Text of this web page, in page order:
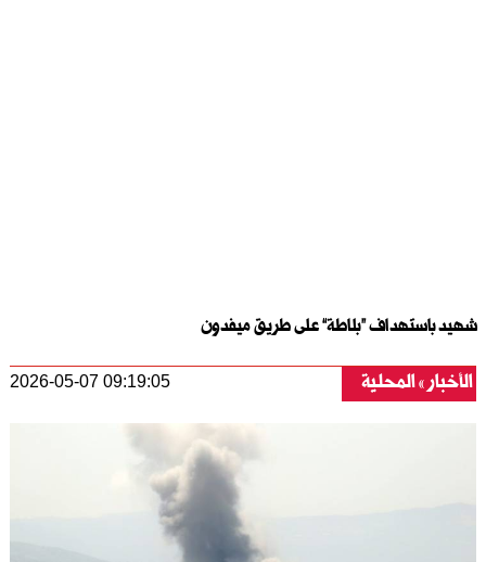
شهيد باستهداف “بلاطة” على طريق ميفدون
الأخبار المحلية 2026-05-07 09:19:05